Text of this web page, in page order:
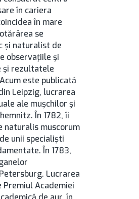
în cariera
în mare
se
şi naturalist de
observaţiile şi
şi rezultatele
este publicată
Leipzig, lucrarea
ale muşchilor şi
În 1782, îi
naturalis muscorum
unii specialişti
În 1783,
Lucrarea
Premiul Academiei